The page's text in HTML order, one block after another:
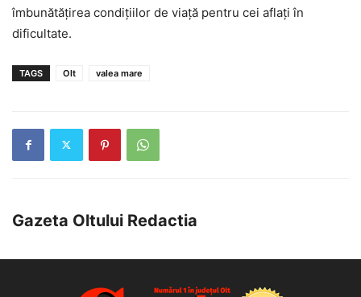
îmbunătățirea condițiilor de viață pentru cei aflați în
dificultate.
TAGS Olt valea mare
Gazeta Oltului Redactia